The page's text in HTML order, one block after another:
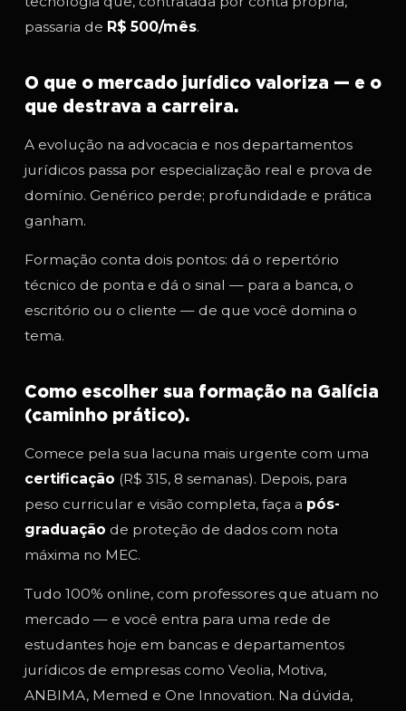
passaria de R$ 500/mês.
O que o mercado jurídico valoriza — e o
que destrava a carreira.
A evolução na advocacia e nos departamentos
jurídicos passa por especialização real e prova de
domínio. Genérico perde; profundidade e prática
ganham.
Formação conta dois pontos: dá o repertório
técnico de ponta e dá o sinal — para a banca, o
escritório ou o cliente — de que você domina o
tema.
Como escolher sua formação na Galícia
(caminho prático).
Comece pela sua lacuna mais urgente com uma
certificação (R$ 315, 8 semanas). Depois, para
peso curricular e visão completa, faça a pós-
graduação de proteção de dados com nota
máxima no MEC.
Tudo 100% online, com professores que atuam no
mercado — e você entra para uma rede de
estudantes hoje em bancas e departamentos
jurídicos de empresas como Veolia, Motiva,
ANBIMA, Memed e One Innovation. Na dúvida,